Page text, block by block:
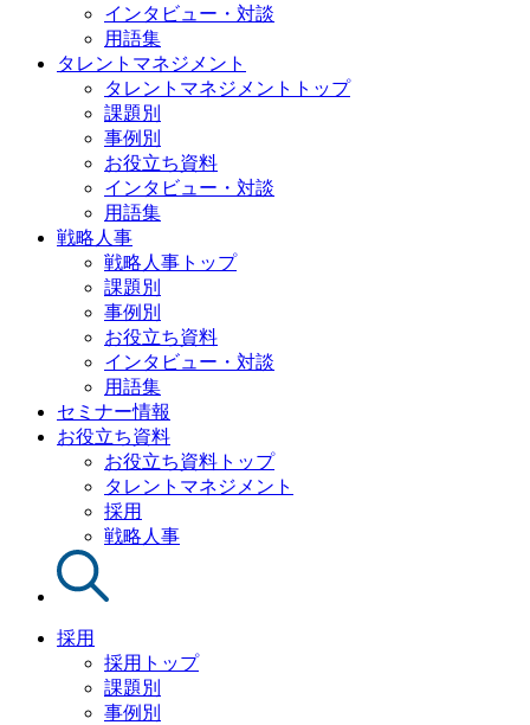
インタビュー・対談
用語集
タレントマネジメント
タレントマネジメントトップ
課題別
事例別
お役立ち資料
インタビュー・対談
用語集
戦略人事
戦略人事トップ
課題別
事例別
お役立ち資料
インタビュー・対談
用語集
セミナー情報
お役立ち資料
お役立ち資料トップ
タレントマネジメント
採用
戦略人事
採用
採用トップ
課題別
事例別